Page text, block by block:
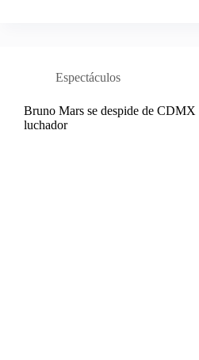
Espectáculos
Bruno Mars se despide de CDMX
luchador